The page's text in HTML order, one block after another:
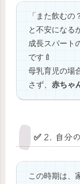
「また飲む
と不安になる
成長スパート
です🍼
母乳育児の場
さず、 赤ちゃ
✅ 2. 自分
この時期は、